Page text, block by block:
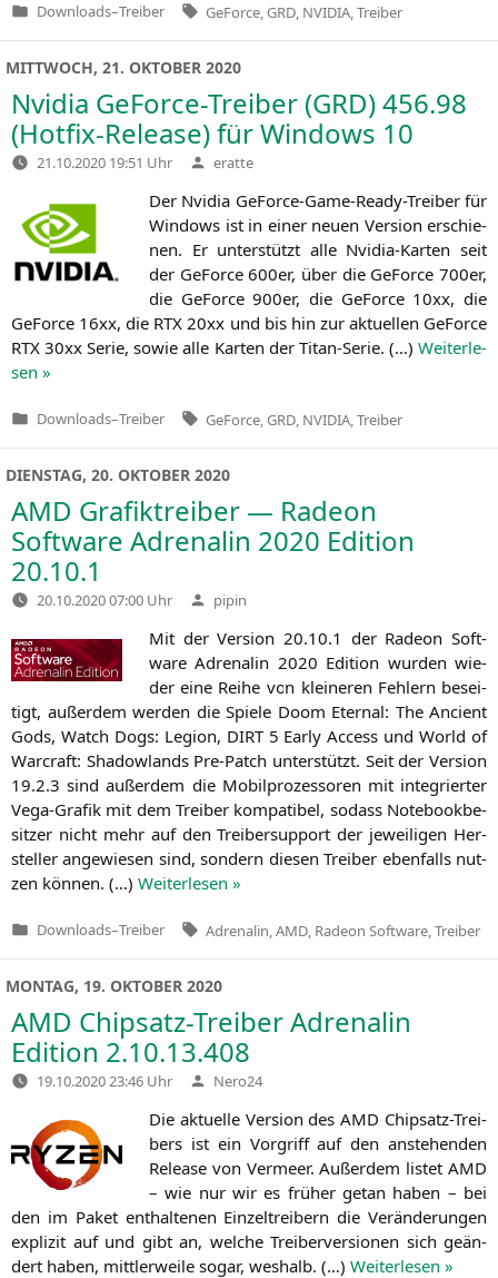
Veröffentlicht
Downloads–Treiber Tags:
GeForce GRD NVIDIA Treiber
MITTWOCH, 21. OKTOBER 2020
Nvidia GeForce-Treiber (GRD) 456.98
(Hotfix-Release) für Windows 10
21.10.2020 19:51 Uhr Verfasst
von
eratte
Der Nvi­dia GeForce-Game-Rea­dy-Trei­ber für
Win­dows ist in einer neu­en Ver­si­on erschie­
nen. Er unter­stützt alle Nvi­dia-Kar­ten seit
der GeForce 600er, über die GeForce 700er,
die GeForce 900er, die GeForce 10xx, die
GeForce 16xx, die RTX 20xx und bis hin zur aktu­el­len GeForce
RTX 30xx Serie, sowie alle Kar­ten der Titan-Serie. (…) Wei­ter­le­
sen »
Veröffentlicht
Downloads–Treiber Tags:
GeForce GRD NVIDIA Treiber
DIENSTAG, 20. OKTOBER 2020
AMD Grafiktreiber — Radeon
Software Adrenalin 2020 Edition
20.10.1
20.10.2020 07:00 Uhr Verfasst
von
pipin
Mit der Ver­si­on 20.10.1 der Rade­on Soft­
ware Adre­na­lin 2020 Edi­ti­on wur­den wie­
der eine Rei­he von klei­ne­ren Feh­lern besei­
tigt, außer­dem wer­den die Spie­le Doom Eter­nal: The Anci­ent
Gods, Watch Dogs: Legi­on, DIRT5 Ear­ly Access und World of
War­craft: Shadow­lands Pre-Patch unter­stützt. Seit der Ver­si­on
19.2.3 sind außer­dem die Mobil­pro­zes­so­ren mit inte­grier­ter
Vega-Gra­fik mit dem Trei­ber kom­pa­ti­bel, sodass Note­book­be­
sit­zer nicht mehr auf den Trei­ber­sup­port der jewei­li­gen Her­
stel­ler ange­wie­sen sind, son­dern die­sen Trei­ber eben­falls nut­
zen kön­nen. (…) Wei­ter­le­sen »
Veröffentlicht
Downloads–Treiber Tags:
Adrenalin AMD Radeon Software Treiber
MONTAG, 19. OKTOBER 2020
AMD Chipsatz-Treiber Adrenalin
Edition 2.10.13.408
19.10.2020 23:46 Uhr Verfasst
von
Nero24
Die aktu­el­le Ver­si­on desAMD Chip­satz-Trei­
bers ist ein Vor­griff auf den anste­hen­den
Release von Ver­meer. Außer­dem lis­tet AMD
– wie nur wir es frü­her getan haben – bei
den im Paket ent­hal­te­nen Ein­zel­trei­bern die Ver­än­de­run­gen
expli­zit auf und gibt an, wel­che Trei­ber­ver­sio­nen sich geän­
dert haben, mitt­ler­wei­le sogar, wes­halb. (…) Wei­ter­le­sen »